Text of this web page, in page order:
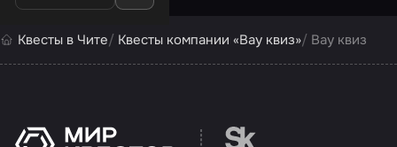
Квесты в Чите Квесты компании «Вау квиз» Вау квиз
Перейти на сайт